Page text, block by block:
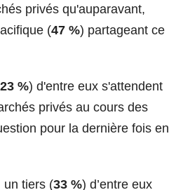
privés qu'auparavant,
(47 %) partageant ce
23 %) d'entre eux s'attendent
privés au cours des
pour la dernière fois en
un tiers (33 %) d’entre eux